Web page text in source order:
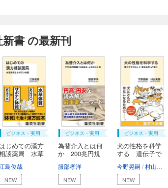
書 の最新刊
ビジネス・実用
はじめての漢方
談薬局 水草
島俊哉
NEW
ビジネス・実用
為替介入とは何
か 200兆円規
服部孝洋
NEW
ビジネス・実用
犬の性格を科学
する 遺伝子で
今野晃嗣 村山美穂
NEW